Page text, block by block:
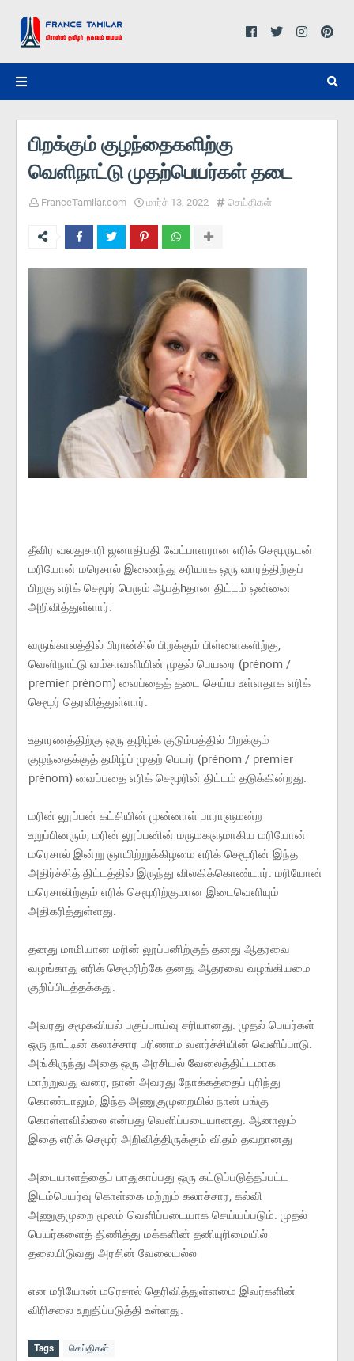
பிறக்கும் குழந்தைகளிற்கு
வெளிநாட்டு முதற்பெயர்கள் தடை
FranceTamilar.com மார்ச் 13, 2022 செய்திகள்
தீவிர வலதுசாரி ஜனாதிபதி வேட்பாளரான எரிக் செமூருடன்
மரியோன் மரெசால் இணைந்து சரியாக ஒரு வாரத்திற்குப்
பிறகு எரிக் செமூர் பெரும் ஆபத்hதான திட்டம் ஒன்னை
அறிவித்துள்ளார்.
வருங்காலத்தில் பிரான்சில் பிறக்கும் பிள்ளைகளிற்கு,
வெளிநாட்டு வம்சாவளியின் முதல் பெயரை (prénom /
premier prénom) வைப்தைத் தடை செய்ய உள்ளதாக எரிக்
செமூர் தெரவித்துள்ளார்.
உதாரணத்திற்கு ஒரு தழிழ்க் குடும்பத்தில் பிறக்கும்
குழந்தைக்குத் தமிழ்ப் முதற் பெயர் (prénom / premier
prénom) வைப்பதை எரிக் செமூரின் திட்டம் தடுக்கின்றது.
மரின் லூப்பன் கட்சியின் முன்னாள் பாராளுமன்ற
உறுப்பினரும், மரின் லூப்பனின் மருமகளுமாகிய மரியோன்
மரெசால் இன்று ஞாயிற்றுக்கிழமை எரிக் செமூரின் இந்த
அதிர்ச்சித் திட்டத்தில் இருந்து விலகிக்கொண்டார். மரியோன்
மரெசாலிற்கும் எரிக் செமூரிற்குமான இடைவெளியும்
அதிகரித்துள்ளது.
தனது மாமியான மரின் லூப்பனிற்குத் தனது ஆதரவை
வழங்காது எரிக் செமூரிற்கே தனது ஆதரவை வழங்கியமை
குறிப்பிடத்தக்கது.
அவரது சமூகவியல் பகுப்பாய்வு சரியானது. முதல் பெயர்கள்
ஒரு நாட்டின் கலாச்சார பரிணாம வளர்ச்சியின் வெளிப்பாடு.
அங்கிருந்து அதை ஒரு அரசியல் வேலைத்திட்டமாக
மாற்றுவது வரை, நான் அவரது நோக்கத்தைப் புரிந்து
கொண்டாலும், இந்த அணுகுமுறையில் நான் பங்கு
கொள்ளவில்லை என்பது வெளிப்படையானது. ஆனாலும்
இதை எரிக் செமூர் அறிவித்திருக்கும் விதம் தவறானது
அடையாளத்தைப் பாதுகாப்பது ஒரு கட்டுப்படுத்தப்பட்ட
இடம்பெயர்வு கொள்கை மற்றும் கலாச்சார, கல்வி
அணுகுமுறை மூலம் வெளிப்படையாக செய்யப்படும். முதல்
பெயர்களைத் திணித்து மக்களின் தனியுரிமையில்
தலையிடுவது அரசின் வேலையல்ல
என மரியோன் மரெசால் தெரிவித்துள்ளமை இவர்களின்
விரிசலை உறுதிப்படுத்தி உள்ளது.
Tags செய்திகள்